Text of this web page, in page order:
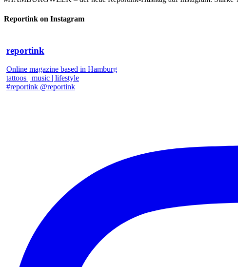
Reportink on Instagram
reportink
Online magazine based in Hamburg
tattoos | music | lifestyle
#reportink @reportink